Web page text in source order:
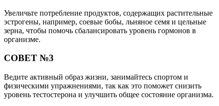
Увеличьте потребление продуктов, содержащих растительные
эстрогены, например, соевые бобы, льняное семя и цельные
зерна, чтобы помочь сбалансировать уровень гормонов в
организме.
СОВЕТ №3
Ведите активный образ жизни, занимайтесь спортом и
физическими упражнениями, так как это поможет снизить
уровень тестостерона и улучшить общее состояние организма.